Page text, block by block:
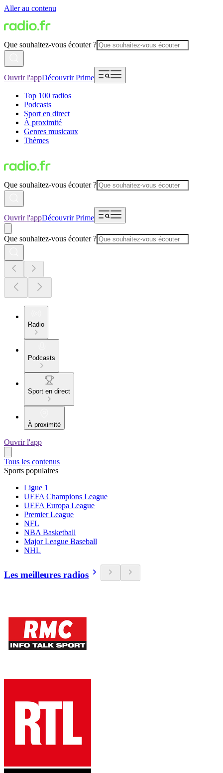
Aller au contenu
Que souhaitez-vous écouter ?
Ouvrir l'appDécouvrir Prime
Top 100 radios
Podcasts
Sport en direct
À proximité
Genres musicaux
Thèmes
Que souhaitez-vous écouter ?
Ouvrir l'appDécouvrir Prime
Que souhaitez-vous écouter ?
Radio
Podcasts
Sport en direct
À proximité
Ouvrir l'app
Tous les contenus
Sports populaires
Ligue 1
UEFA Champions League
UEFA Europa League
Premier League
NFL
NBA Basketball
Major League Baseball
NHL
Les meilleures radios